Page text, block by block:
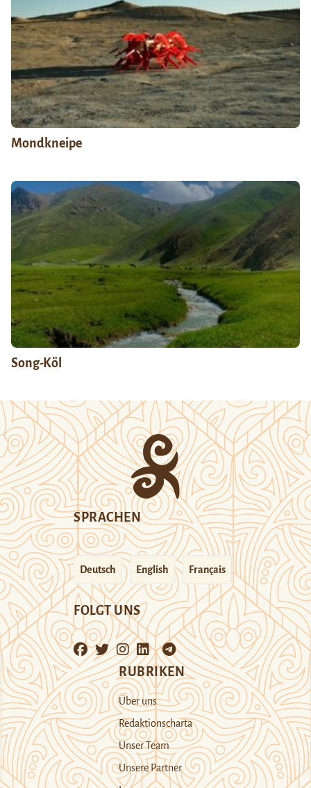
Mondkneipe
Song-Köl
SPRACHEN
Deutsch English Français
FOLGT UNS
RUBRIKEN
Über uns
Redaktionscharta
Unser Team
Unsere Partner